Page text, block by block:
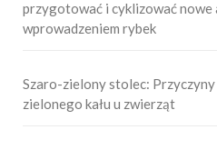
przygotować i cyklizować nowe
wprowadzeniem rybek
Szaro-zielony stolec:
zielonego kału u zwierząt